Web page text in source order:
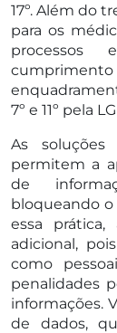
17º. Além do
para os
7º e 11º pela
As
permitem a
de
bloqueando o
essa
adicional,
como
penalidades
informações.
de dados,